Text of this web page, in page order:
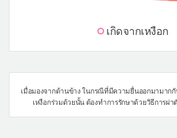
เกิดจากเหงือก
เมื่อมองจากด้านข้าง ในกรณีที่มีความยื่นออกมามาก
เหงือกร่วมด้วยนั้น ต้องทำการรักษาด้วยวิธีการผ่